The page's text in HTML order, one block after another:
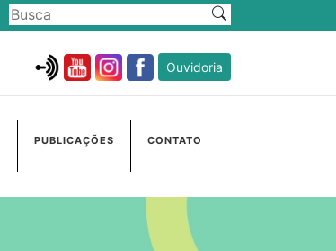
Ouvidoria
PUBLICAÇÕES CONTATO